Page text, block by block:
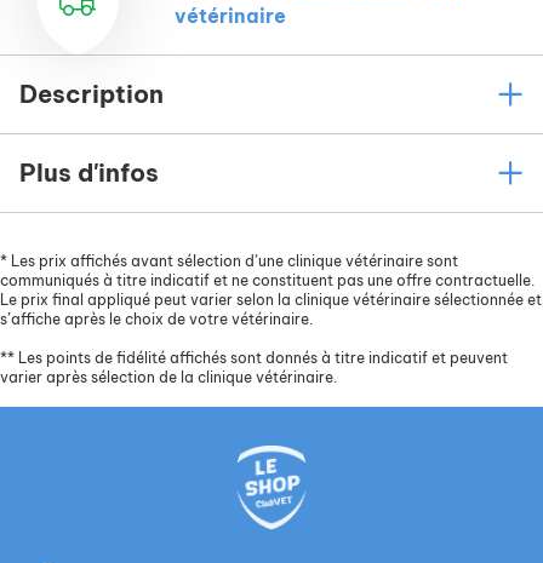
vétérinaire
Description
Plus d'infos
* Les prix affichés avant sélection d’une clinique vétérinaire sont
communiqués à titre indicatif et ne constituent pas une offre contractuelle.
Le prix final appliqué peut varier selon la clinique vétérinaire sélectionnée et
s’affiche après le choix de votre vétérinaire.
** Les points de fidélité affichés sont donnés à titre indicatif et peuvent
varier après sélection de la clinique vétérinaire.